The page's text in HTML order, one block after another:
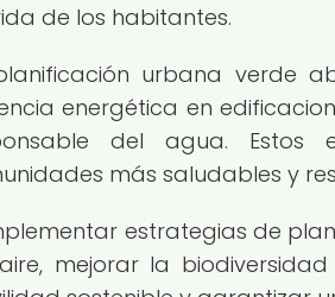
de los habitantes.
urbana verde
energética en
del agua. Estos
más saludables y
estrategias de
mejorar la